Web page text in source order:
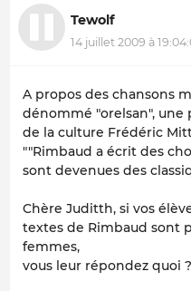
Tewolf
14 juillet 2009 à
A propos des chansons
dénommé "orelsan", une
de la culture Frédéric
""Rimbaud a écrit des
sont devenues des
Chère Juditth, si vos
textes de Rimbaud sont
femmes,
vous leur répondez quoi ?